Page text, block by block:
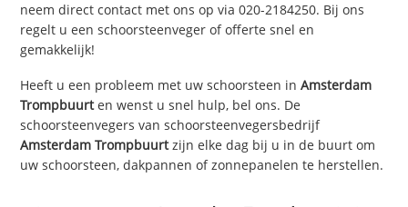
neem direct contact met ons op via 020-2184250. Bij ons
regelt u een schoorsteenveger of offerte snel en
gemakkelijk!
Heeft u een probleem met uw schoorsteen inAmsterdam
Trompbuurten wenst u snel hulp, bel ons. De
schoorsteenvegers van schoorsteenvegersbedrijf
Amsterdam Trompbuurtzijn elke dag bij u in de buurt om
uw schoorsteen, dakpannen of zonnepanelen te herstellen.